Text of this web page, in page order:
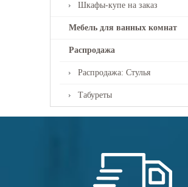
Шкафы-купе на заказ
Мебель для ванных комнат
Распродажа
Распродажа: Стулья
Табуреты